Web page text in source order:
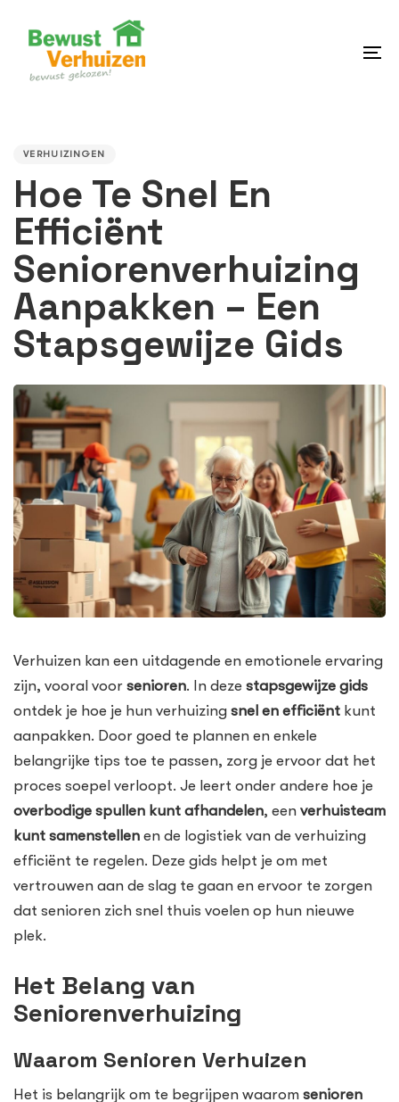
content
VERHUIZINGEN
Hoe Te Snel En
Efficiënt
Seniorenverhuizing
Aanpakken – Een
Stapsgewijze Gids
Verhuizen kan een uitdagende en emotionele ervaring
zijn, vooral voor senioren. In deze stapsgewijze gids
ontdek je hoe je hun verhuizing snel en efficiënt kunt
aanpakken. Door goed te plannen en enkele
belangrijke tips toe te passen, zorg je ervoor dat het
proces soepel verloopt. Je leert onder andere hoe je
overbodige spullen kunt afhandelen, een verhuisteam
kunt samenstellen en de logistiek van de verhuizing
efficiënt te regelen. Deze gids helpt je om met
vertrouwen aan de slag te gaan en ervoor te zorgen
dat senioren zich snel thuis voelen op hun nieuwe
plek.
Het Belang van
Seniorenverhuizing
Waarom Senioren Verhuizen
Het is belangrijk om te begrijpen waarom senioren